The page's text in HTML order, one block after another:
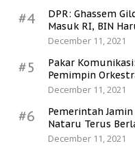
#4
DPR: Ghassem
Masuk RI, BIN
December 11, 2021
#5
Pakar
Pemimpin
December 11, 2021
#6
Pemerintah
Nataru Terus
December 11, 2021